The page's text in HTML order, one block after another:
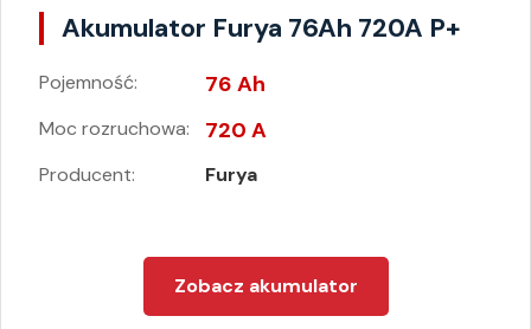
Akumulator Furya 76Ah 720A P+
Pojemność: 76 Ah
Moc rozruchowa: 720 A
Producent: Furya
Zobacz akumulator